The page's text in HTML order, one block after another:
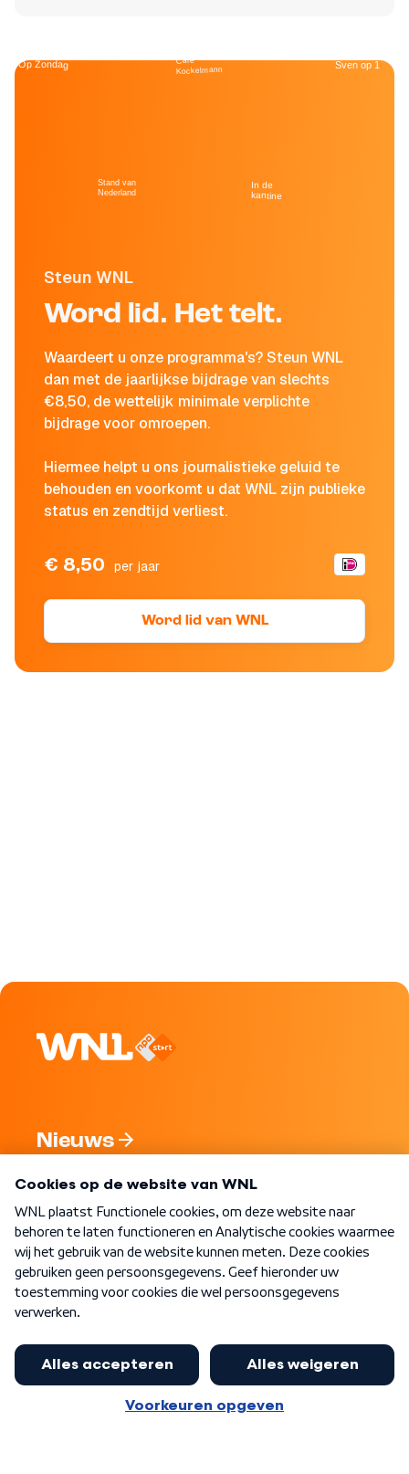
Steun WNL
Word lid. Het telt.
Waardeert u onze programma's? Steun WNL
dan met de jaarlijkse bijdrage van slechts
€8,50, de wettelijk minimale verplichte
bijdrage voor omroepen.
Hiermee helpt u ons journalistieke geluid te
behouden en voorkomt u dat WNL zijn publieke
status en zendtijd verliest.
€ 8,50 per jaar
Word lid van WNL
Op Zondag
Stand van
Nederland
Café
Kockelmann
In de
kantine
Sven op 1
Nieuws
Nieuwsbrief
Word Lid